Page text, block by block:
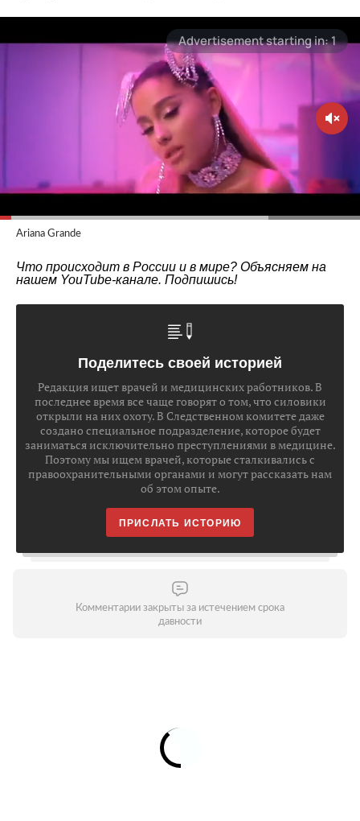
Ariana Grande
Что происходит в России и в мире? Объясняем на
нашем YouTube-канале. Подпишись!
Поделитесь своей историей
Редакция ищет врачей и медицинских работников. В
последнее время все чаще говорят о том, что силовики
открыли на них охоту. В Следственном комитете даже
создано специальное подразделение, которое будет
заниматься исключительно преступлениями в медицине.
Поэтому мы ищем врачей, которые сталкивались с
правоохранительными органами и могут рассказать нам
об этом опыте.
ПРИСЛАТЬ ИСТОРИЮ
Комментарии закрыты за истечением срока
давности